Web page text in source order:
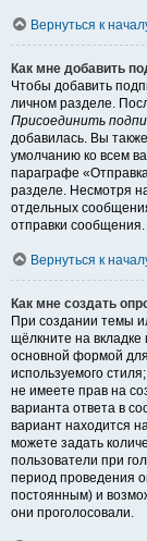
Вернуться к
Как мне добавить
Чтобы добавить
личном разделе.
Присоединить
добавилась. Вы
умолчанию ко всем
параграфе
разделе. Несмотря
отдельных
отправки сообщения.
Вернуться к
Как мне создать
При создании темы
щёлкните на
основной формой
используемого
не имеете прав на
варианта ответа в
вариант находится
можете задать
пользователи при
период проведения
постоянным) и
они проголосовали.